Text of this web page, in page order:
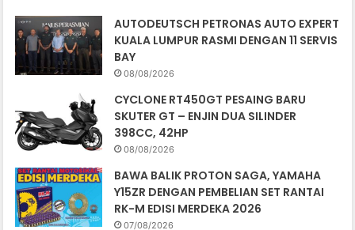
AUTODEUTSCH PETRONAS AUTO EXPERT
KUALA LUMPUR RASMI DENGAN 11 SERVIS
BAY
08/08/2026
CYCLONE RT450GT PESAING BARU
SKUTER GT – ENJIN DUA SILINDER
398CC, 42HP
08/08/2026
BAWA BALIK PROTON SAGA, YAMAHA
Y15ZR DENGAN PEMBELIAN SET RANTAI
RK-M EDISI MERDEKA 2026
07/08/2026